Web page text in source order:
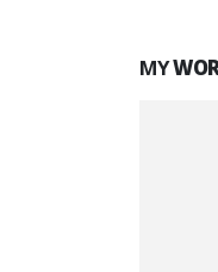
MY